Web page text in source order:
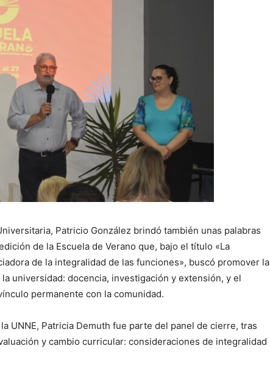
Patricio González brindó también unas palabras
de la Escuela de Verano que, bajo el título «La
de la integralidad de las funciones», buscó promover la
universidad: docencia, investigación y extensión, y el
permanente con la comunidad.
UNNE, Patricia Demuth fue parte del panel de cierre, tras
y cambio curricular: consideraciones de integralidad